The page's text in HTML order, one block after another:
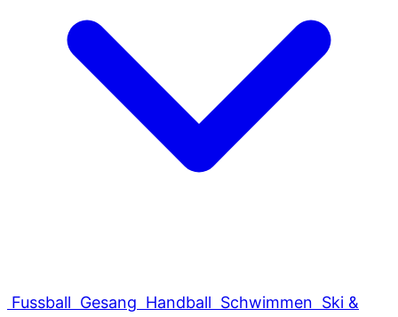
Fussball Gesang Handball Schwimmen Ski &